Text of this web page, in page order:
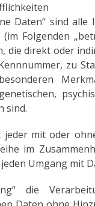
Daten“ sind
Folgenden
die direkt oder
zu
sind.
jeder mit oder
im
Umgang mit
die